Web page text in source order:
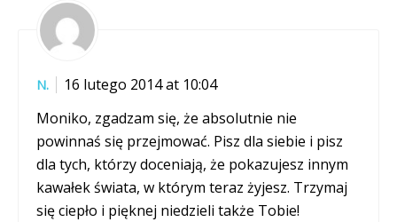
N.
16 lutego 2014 at 10:04
Moniko, zgadzam się, że absolutnie nie
powinnaś się przejmować. Pisz dla siebie i pisz
dla tych, którzy doceniają, że pokazujesz innym
kawałek świata, w którym teraz żyjesz. Trzymaj
się ciepło i pięknej niedzieli także Tobie!